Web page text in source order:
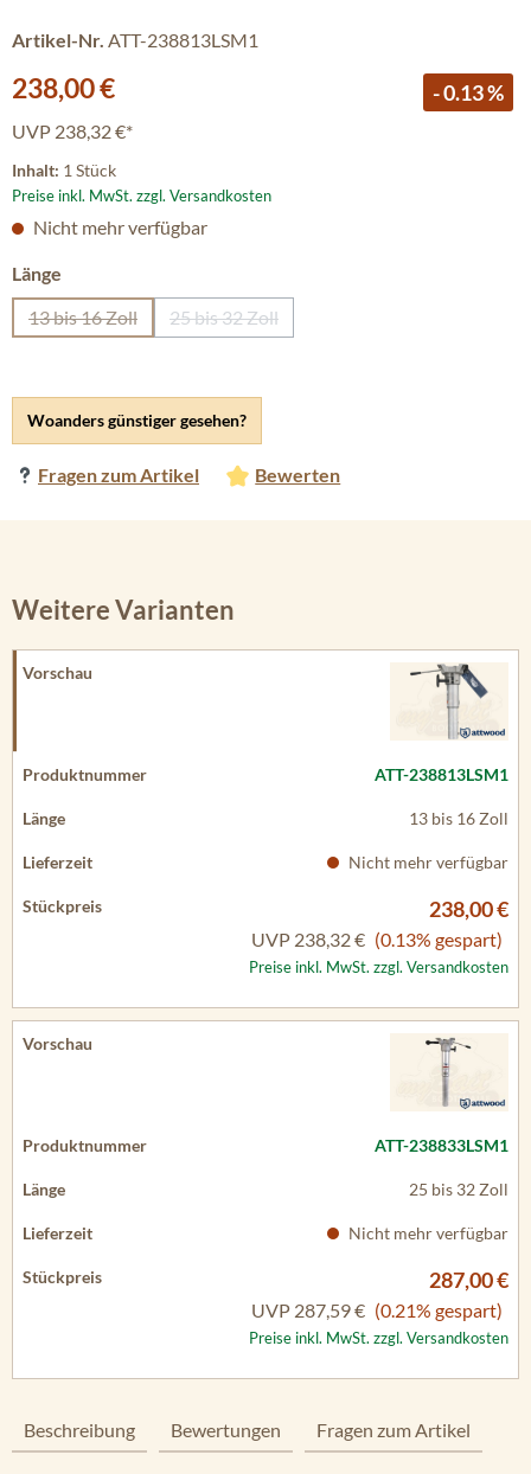
Artikel-Nr. ATT-238813LSM1
Verkaufspreis:
238,00 € - 0.13 %
UVP 238,32 €*
Inhalt: 1 Stück
Preise inkl. MwSt. zzgl. Versandkosten
Woanders günstiger gesehen?
Fragen zum Artikel Bewerten
Nicht mehr verfügbar
Länge
13 bis 16 Zoll
(Diese Option ist zurzeit nicht verfügbar.)
25 bis 32 Zoll
(Diese Option ist zurzeit nicht verfügbar.)
Weitere Varianten
ATT-238813LSM1
13 bis 16 Zoll
Nicht mehr verfügbar
238,00 €
UVP 238,32 € (0.13% gespart)
Preise inkl. MwSt. zzgl. Versandkosten
ATT-238833LSM1
25 bis 32 Zoll
Nicht mehr verfügbar
287,00 €
UVP 287,59 € (0.21% gespart)
Preise inkl. MwSt. zzgl. Versandkosten
Beschreibung Bewertungen Fragen zum Artikel